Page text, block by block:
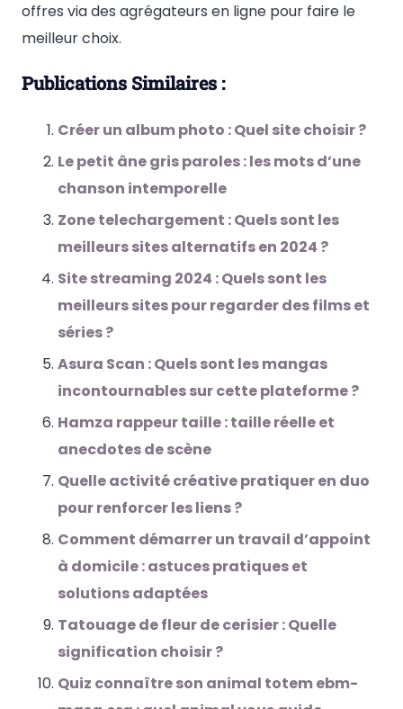
offres via des agrégateurs en ligne pour faire le
meilleur choix.
Publications Similaires :
Créer un album photo : Quel site choisir ?
Le petit âne gris paroles : les mots d’une
chanson intemporelle
Zone telechargement : Quels sont les
meilleurs sites alternatifs en 2024 ?
Site streaming 2024 : Quels sont les
meilleurs sites pour regarder des films et
séries ?
Asura Scan : Quels sont les mangas
incontournables sur cette plateforme ?
Hamza rappeur taille : taille réelle et
anecdotes de scène
Quelle activité créative pratiquer en duo
pour renforcer les liens ?
Comment démarrer un travail d’appoint
à domicile : astuces pratiques et
solutions adaptées
Tatouage de fleur de cerisier : Quelle
signification choisir ?
Quiz connaître son animal totem ebm-